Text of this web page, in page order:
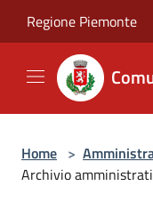
Regione Piemonte
Home >
Archivio